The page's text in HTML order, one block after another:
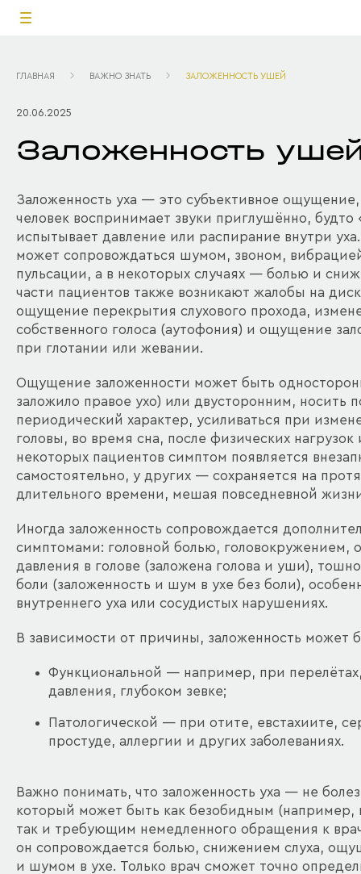
ГЛАВНАЯ ВАЖНО ЗНАТЬ ЗАЛОЖЕННОСТЬ УШЕЙ
20.06.2025
Заложенность
Заложенность уха — это субъективное
человек воспринимает звуки приглушённо, будто
испытывает давление или распирание внутри
может сопровождаться шумом, звоном,
пульсации, а в некоторых случаях — болью и
части пациентов также возникают жалобы на
ощущение перекрытия слухового прохода,
собственного голоса (аутофония) и ощущение
при глотании или жевании.
Ощущение заложенности может быть
заложило правое ухо) или двусторонним, носить
периодический характер, усиливаться при
головы, во время сна, после физических нагрузок
некоторых пациентов симптом появляется
самостоятельно, у других — сохраняется на
длительного времени, мешая повседневной
Иногда заложенность сопровождается
симптомами: головной болью, головокружением,
давления в голове (заложена голова и уши),
боли (заложенность и шум в ухе без боли),
внутреннего уха или сосудистых нарушениях.
В зависимости от причины, заложенность может
Функциональной — например, при
давления, глубоком зевке;
Патологической — при отите, евстахиите,
простуде, аллергии и других заболеваниях.
Важно понимать, что заложенность уха — не
который может быть как безобидным (например,
так и требующим немедленного обращения к
он сопровождается болью, снижением слуха,
и шумом в ухе. Только врач сможет точно